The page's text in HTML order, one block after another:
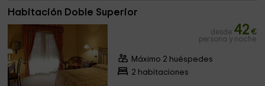
Habitación Doble Superior
desde 42 €
persona y noche
Máximo 2 huéspedes
2 habitaciones